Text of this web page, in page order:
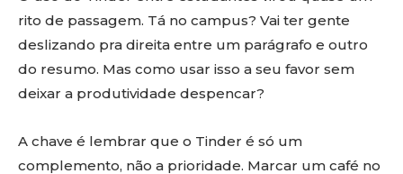
rito de passagem. Tá no campus? Vai ter gente
deslizando pra direita entre um parágrafo e outro
do resumo. Mas como usar isso a seu favor sem
deixar a produtividade despencar?
A chave é lembrar que o Tinder é só um
complemento, não a prioridade. Marcar um café no